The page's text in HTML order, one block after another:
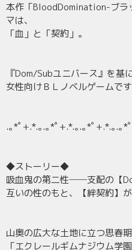
本作「BloodDomination-ブラ
マは、
「血」と「契約」。
『Dom/Subユニバース』を基
女性向けＢＬノベルゲームです
.｡*ﾟ+.*.｡.｡*ﾟ+.*.｡.｡*ﾟ+.*.｡.｡*
◆ストーリー◆
吸血鬼の第二性──支配の【
互いの性のもと、【絆契約】が
山奥の広大な土地に立つ思春
「エクレールギムナジウム学